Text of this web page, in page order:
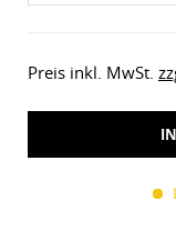
Preis inkl. MwSt.